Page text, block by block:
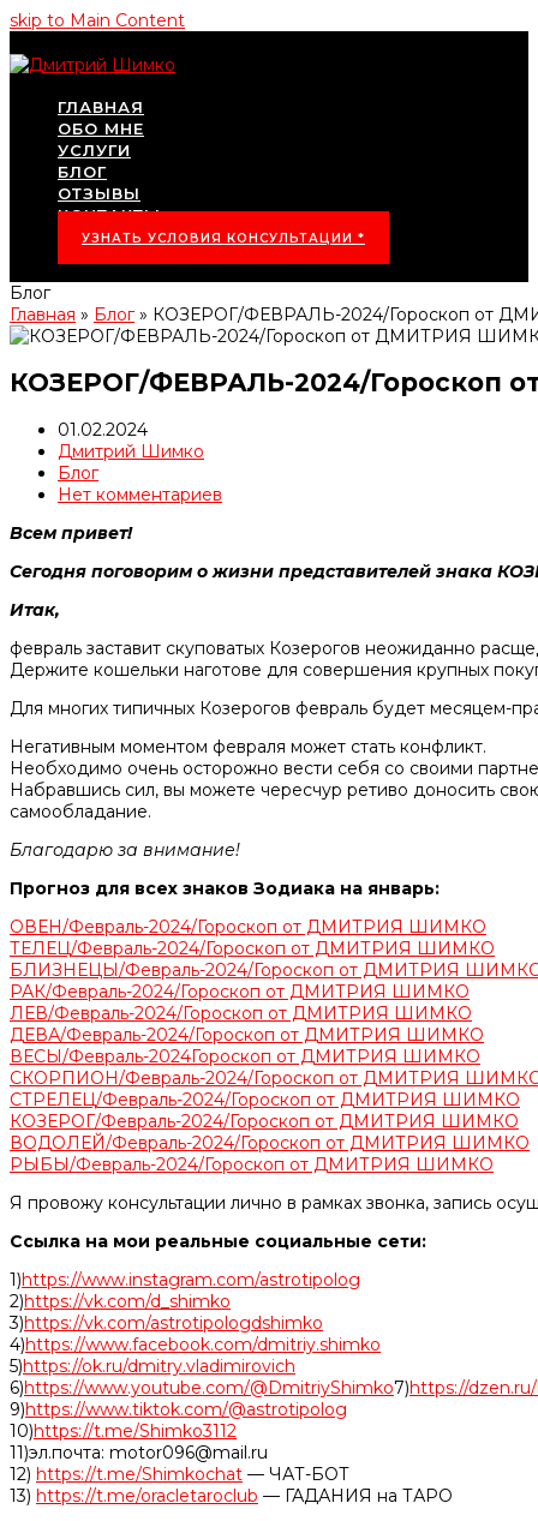
skip to Main Content
ГЛАВНАЯ
ОБО МНЕ
УСЛУГИ
БЛОГ
ОТЗЫВЫ
КОНТАКТЫ
УЗНАТЬ УСЛОВИЯ КОНСУЛЬТАЦИИ *
Блог
Главная » Блог» КОЗЕРОГ/ФЕВРАЛЬ-2024/Гороскоп от
КОЗЕРОГ/ФЕВРАЛЬ-2024/Гороскоп
01.02.2024
Дмитрий Шимко
Блог
Нет комментариев
Всем привет!
Сегодня поговорим о жизни представителей знака
Итак,
февраль заставит скуповатых Козерогов неожиданно
Держите кошельки наготове для совершения крупных
Для многих типичных Козерогов февраль будет месяцем-
Негативным моментом февраля может стать конфликт.
Необходимо очень осторожно вести себя со своими
Набравшись сил, вы можете чересчур ретиво доносить
самообладание.
Благодарю за внимание!
Прогноз для всех знаков Зодиака на январь:
ОВЕН/Февраль-2024/Гороскоп от ДМИТРИЯ ШИМКО
ТЕЛЕЦ/Февраль-2024/Гороскоп от ДМИТРИЯ ШИМКО
БЛИЗНЕЦЫ/Февраль-2024/Гороскоп от ДМИТРИЯ
РАК/Февраль-2024/Гороскоп от ДМИТРИЯ ШИМКО
ЛЕВ/Февраль-2024/Гороскоп от ДМИТРИЯ ШИМКО
ДЕВА/Февраль-2024/Гороскоп от ДМИТРИЯ ШИМКО
ВЕСЫ/Февраль-2024Гороскоп от ДМИТРИЯ ШИМКО
СКОРПИОН/Февраль-2024/Гороскоп от ДМИТРИЯ
СТРЕЛЕЦ/Февраль-2024/Гороскоп от ДМИТРИЯ ШИМКО
КОЗЕРОГ/Февраль-2024/Гороскоп от ДМИТРИЯ ШИМКО
ВОДОЛЕЙ/Февраль-2024/Гороскоп от ДМИТРИЯ ШИМКО
РЫБЫ/Февраль-2024/Гороскоп от ДМИТРИЯ ШИМКО
Я провожу консультации лично в рамках звонка, запись
Ссылка на мои реальные социальные сети:
1)https://www.instagram.com/astrotipolog
2)https://vk.com/d_shimko
3)https://vk.com/astrotipologdshimko
4)https://www.facebook.com/dmitriy.shimko
5)https://ok.ru/dmitry.vladimirovich
6)https://www.youtube.com/@DmitriyShimko7)https://
9)https://www.tiktok.com/@astrotipolog
10)https://t.me/Shimko3112
11)эл.почта: motor096@mail.ru
12) https://t.me/Shimkochat — ЧАТ-БОТ
13) https://t.me/oracletaroclub — ГАДАНИЯ на ТАРО